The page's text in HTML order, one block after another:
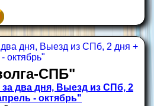
СПБ"
два дня, Выезд из СПб, 2
- октябрь"